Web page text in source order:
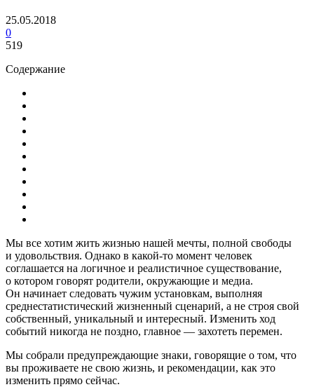
25.05.2018
0
519
Содержание
Мы все хотим жить жизнью нашей мечты, полной свободы
и удовольствия. Однако в какой-то момент человек
соглашается на логичное и реалистичное существование,
о котором говорят родители, окружающие и медиа.
Он начинает следовать чужим установкам, выполняя
среднестатистический жизненный сценарий, а не строя свой
собственный, уникальный и интересный. Изменить ход
событий никогда не поздно, главное — захотеть перемен.
Мы собрали предупреждающие знаки, говорящие о том, что
вы проживаете не свою жизнь, и рекомендации, как это
изменить прямо сейчас.